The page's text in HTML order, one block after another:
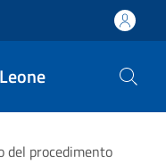
del procedimento